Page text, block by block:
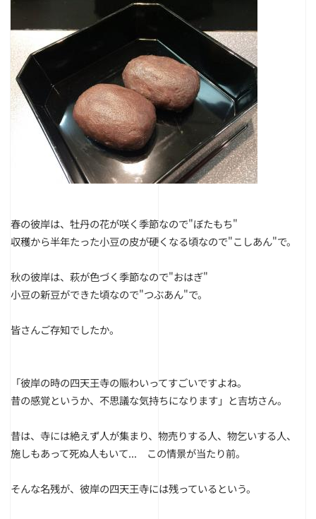
春の彼岸は、牡丹の花が咲く季節なので"ぼたもち"
収穫から半年たった小豆の皮が硬くなる頃なので"こしあん"で。
秋の彼岸は、萩が色づく季節なので"おはぎ"
小豆の新豆ができた頃なので"つぶあん"で。
皆さんご存知でしたか。
「彼岸の時の四天王寺の賑わいってすごいですよね。
昔の感覚というか、不思議な気持ちになります」と吉坊さん。
昔は、寺には絶えず人が集まり、 物売りする人、物乞いする人、
施しもあって死ぬ人もいて... この情景が当たり前。
そんな名残が、彼岸の四天王寺には残っているという。